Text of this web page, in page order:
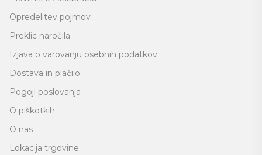
Opredelitev pojmov
Preklic naročila
Izjava o varovanju osebnih podatkov
Dostava in plačilo
Pogoji poslovanja
O piškotkih
O nas
Lokacija trgovine